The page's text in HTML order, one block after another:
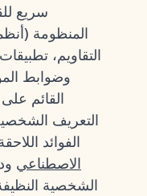
سريع
المنظومة
التقاويم،
وضوابط
القائم
التعريف
الفوائد
الاصطناعي
الشخصية